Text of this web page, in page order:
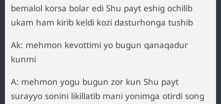
bemalol korsa bolar edi Shu payt eshig ochilib
ukam ham kirib keldi kozi dasturhonga tushib
Ak: mehmon kevottimi yo bugun qanaqadur
kunmi
A: mehmon yogu bugun zor kun Shu payt
surayyo sonini likillatib mani yonimga otirdi song